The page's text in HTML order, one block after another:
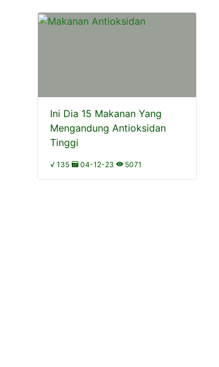
Ini Dia 15 Makanan Yang
Mengandung Antioksidan
Tinggi
√ 135 04-12-23 5071